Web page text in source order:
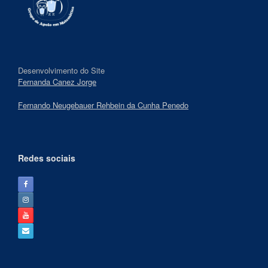
Desenvolvimento do Site
Fernanda Canez Jorge
Fernando Neugebauer Rehbein da Cunha Penedo
Redes sociais